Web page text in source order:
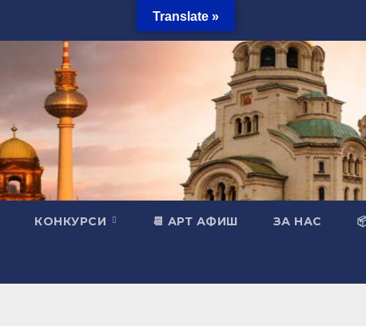
КОНКУРСИ 📆 АРТ АФИШ ЗА НАС
Translate »